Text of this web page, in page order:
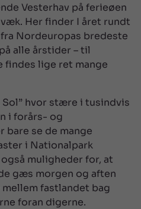
Vesterhav på ferieøen
Her finder I året rundt
Nordeuropas bredeste
alle årstider – til
findes lige ret mange
hvor stære i tusindvis
i forårs- og
bare se de mange
i Nationalpark
muligheder for, at
gæs morgen og aften
fastlandet bag
foran digerne.